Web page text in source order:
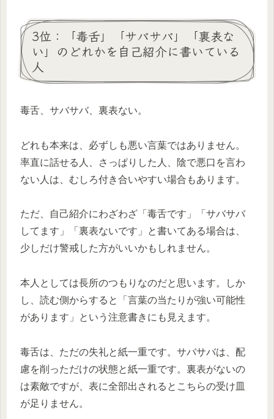
3位：「毒舌」「サバサバ」「裏表な
い」のどれかを自己紹介に書いている
人
毒舌、サバサバ、裏表ない。
どれも本来は、必ずしも悪い言葉ではありません。
率直に話せる人、さっぱりした人、陰で悪口を言わ
ない人は、むしろ付き合いやすい場合もあります。
ただ、自己紹介にわざわざ「毒舌です」「サバサバ
してます」「裏表ないです」と書いてある場合は、
少しだけ警戒した方がいいかもしれません。
本人としては長所のつもりなのだと思います。しか
し、読む側からすると「言葉の当たりが強い可能性
があります」という注意書きにも見えます。
毒舌は、ただの失礼と紙一重です。サバサバは、配
慮を削っただけの状態と紙一重です。裏表がないの
は素敵ですが、表に全部出されるとこちらの受け皿
が足りません。